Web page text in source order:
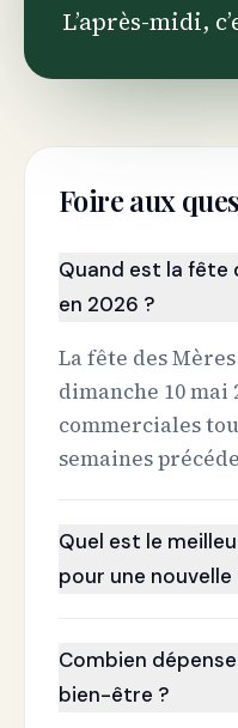
L’après-midi,
Foire aux
Quand est la fête
en 2026 ?
La fête des
dimanche 10 mai
commerciales
semaines
Quel est le
pour une nouvelle
Combien
bien-être ?